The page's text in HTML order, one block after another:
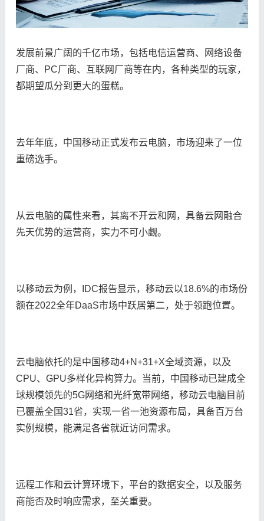
发展前景广阔的千亿市场，包括电信运营商、网络设备
厂商、PC厂商、互联网厂商等在内，各种类型的玩家，
都期望瓜分到更大的蛋糕。
去年年底，中国移动正式发布云电脑，市场迎来了一位
重磅选手。
从云电脑的属性来看，其离不开云和网，具备云网融合
先天优势的运营商，实力不可小觑。
以移动云为例，IDC报告显示，移动云以18.6%的市场份
额在2022全年DaaS市场中跃居第二，处于领跑位置。
云电脑依托的是中国移动4+N+31+X全域资源，以及
CPU、GPU多样化异构算力。当前，中国移动已建成全
球规模领先的5G网络和光纤宽带网络，移动云电脑目前
已覆盖全国31省，实现一省一池资源布局，具备百万台
实例规模，能满足各省就近访问需求。
远程工作和云计算环境下，平台的数据安全，以及服务
商能否及时响应需求，至关重要。